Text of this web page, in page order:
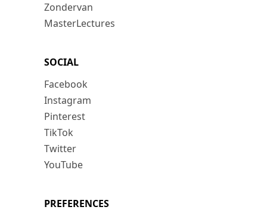
Zondervan
MasterLectures
SOCIAL
Facebook
Instagram
Pinterest
TikTok
Twitter
YouTube
PREFERENCES